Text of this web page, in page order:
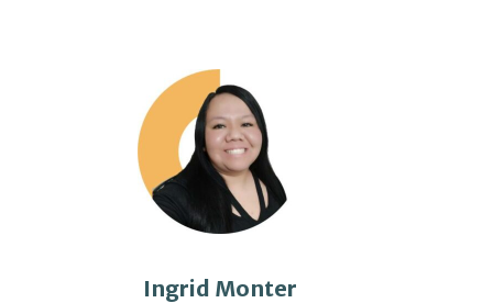
Ingrid Monter